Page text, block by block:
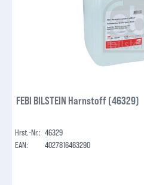
FEBI BILSTEIN Harnstoff (46329)
Hrst.-Nr.: 46329
EAN:
4027816463290